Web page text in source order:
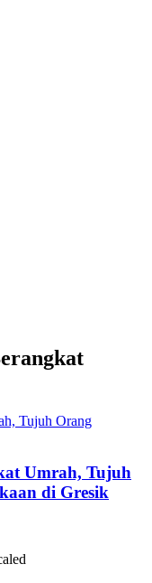
Umrah, Tujuh
di Gresik